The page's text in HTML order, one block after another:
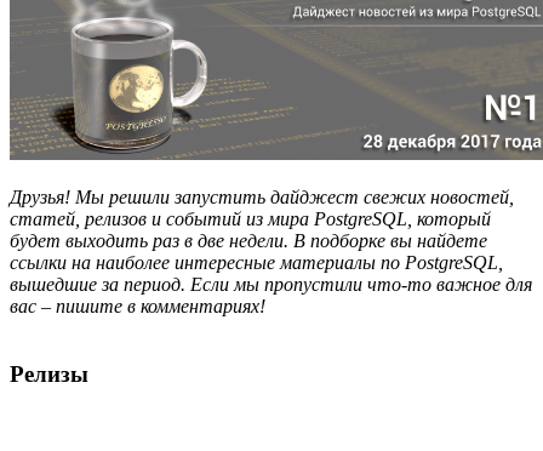
Друзья! Мы решили запустить дайджест свежих новостей,
статей, релизов и событий из мира PostgreSQL, который
будет выходить раз в две недели. В подборке вы найдете
ссылки на наиболее интересные материалы по PostgreSQL,
вышедшие за период. Если мы пропустили что-то важное для
вас – пишите в комментариях!
Релизы